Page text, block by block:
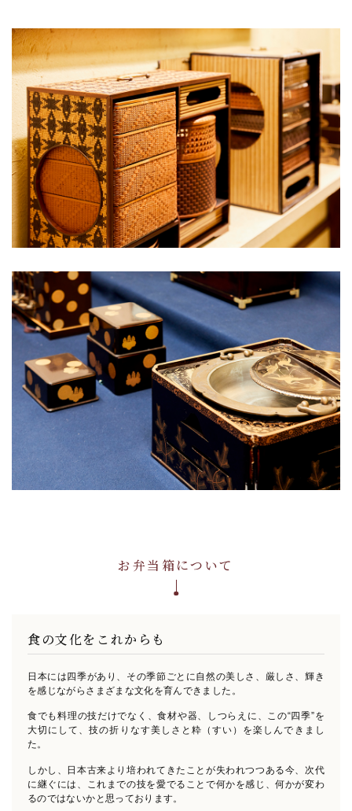
お弁当箱について
食の文化をこれからも
日本には四季があり、その季節ごとに自然の美しさ、厳しさ、輝き
を感じながらさまざまな文化を育んできました。
食でも料理の技だけでなく、食材や器、しつらえに、この“四季”を
大切にして、技の折りなす美しさと粋（すい）を楽しんできまし
た。
しかし、日本古来より培われてきたことが失われつつある今、 次代
に継ぐには、これまでの技を愛でることで何かを感じ、何かが変わ
るのではないかと思っております。